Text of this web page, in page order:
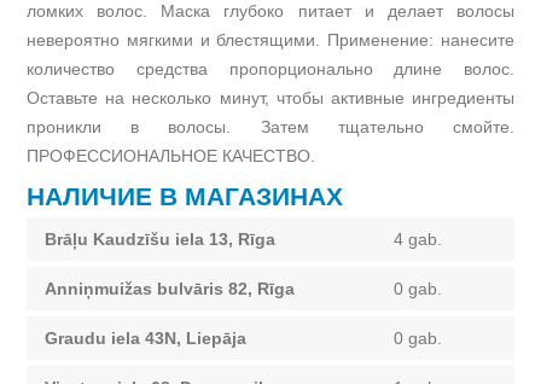
ломких волос. Маска глубоко питает и делает волосы
невероятно мягкими и блестящими. Применение: нанесите
количество средства пропорционально длине волос.
Оставьте на несколько минут, чтобы активные ингредиенты
проникли в волосы. Затем тщательно смойте.
ПРОФЕССИОНАЛЬНОЕ КАЧЕСТВО.
НАЛИЧИЕ В МАГАЗИНАХ
Brāļu Kaudzīšu iela 13, Rīga 4 gab.
Anniņmuižas bulvāris 82, Rīga 0 gab.
Graudu iela 43N, Liepāja 0 gab.